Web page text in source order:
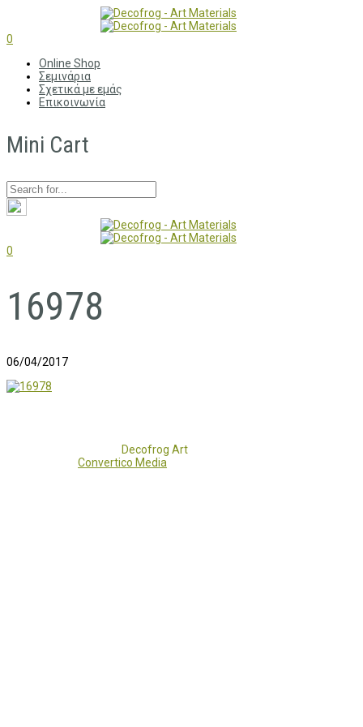
0
Online Shop
Σεμινάρια
Σχετικά με εμάς
Επικοινωνία
Mini Cart
0
16978
06/04/2017
Decofrog Art
Convertico Media